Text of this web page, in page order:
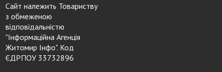
Сайт належить Товариству
з обмеженою
відповідальністю
"Інформаційна Агенція
Житомир Інфо". Код
ЄДРПОУ 33732896